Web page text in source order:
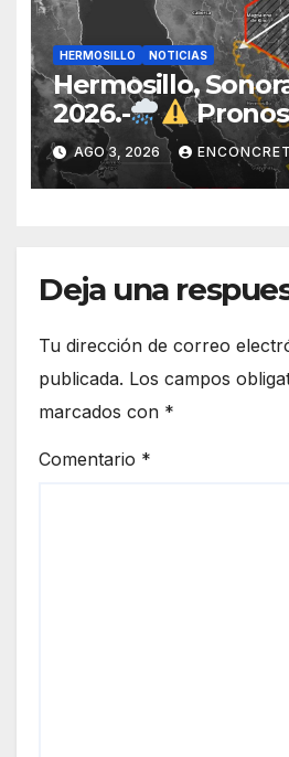
HERMOSILLO NOTICIAS
Hermosillo,
2026.-
para Hermosillo
norte de Sonora
mayor potencial
AGO 3, 2026
Deja una
Tu dirección de correo
publicada. Los campos
marcados con *
Comentario *